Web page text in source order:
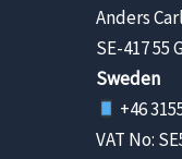
Anders
SE-417 55
Sweden
+46
VAT No: